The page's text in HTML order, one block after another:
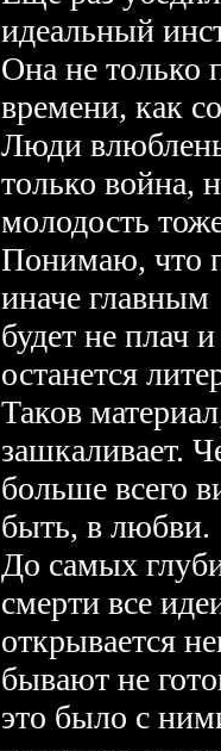
идеальный
Она не только
времени, как
Люди
только война,
молодость
Понимаю, что
иначе главным
будет не плач
останется
Таков
зашкаливает.
больше всего
быть, в любви.
До самых
смерти все
открывается
бывают не
это было с